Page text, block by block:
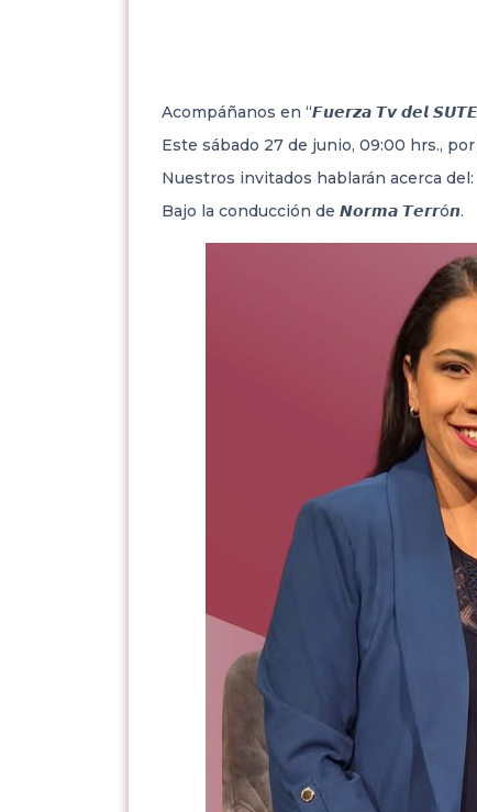
Acompáñanos en “𝙁𝙪𝙚𝙧𝙯𝙖 𝙏𝙫 𝙙𝙚𝙡
Este sábado 27 de junio, 09:00 hrs., por
Nuestros invitados hablarán acerca del:
Bajo la conducción de 𝙉𝙤𝙧𝙢𝙖 𝙏𝙚𝙧𝙧ó𝙣.